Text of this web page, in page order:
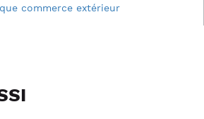
commerce extérieur